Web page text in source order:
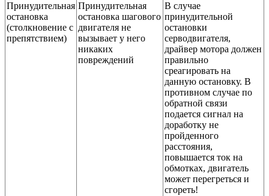
Принудительная
остановка
(столкновение с
препятствием)
Принудительная
остановка шагового
двигателя не
вызывает у него
никаких
повреждений
В случае
принудительной
остановки
серводвигателя,
драйвер мотора должен
правильно
среагировать на
данную остановку. В
противном случае по
обратной связи
подается сигнал на
доработку не
пройденного
расстояния,
повышается ток на
обмотках, двигатель
может перегреться и
сгореть!